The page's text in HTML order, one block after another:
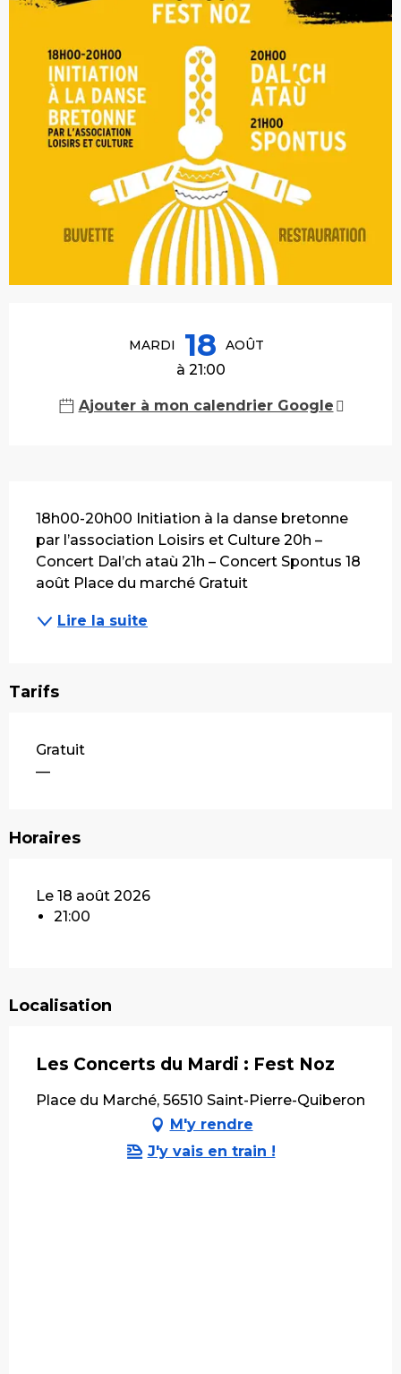
MARDI 18 AOÛT
à 21:00
Ajouter à mon calendrier Google
18h00-20h00 Initiation à la danse bretonne
par l’association Loisirs et Culture 20h –
Concert Dal’ch ataù 21h – Concert Spontus 18
août Place du marché Gratuit
Lire la suite
Tarifs
Gratuit
—
Horaires
Le 18 août 2026
21:00
Localisation
Les Concerts du Mardi : Fest Noz
Place du Marché, 56510 Saint-Pierre-Quiberon
M'y rendre
J'y vais en train !